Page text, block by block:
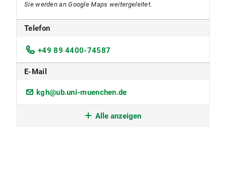
Sie werden an Google Maps weitergeleitet.
Telefon
+49 89 4400-74587
E-Mail
kgh@ub.uni-muenchen.de
Zugangsregelung Alle anzeigen